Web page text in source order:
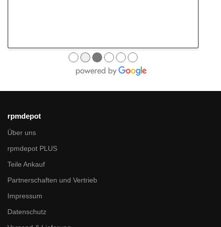
●●●●●●
rpmdepot
Über uns
rpmdepot PLUS
Teile Ankauf
Partnerschaften und Vertrieb
Impressum
Datenschutz